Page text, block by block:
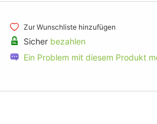
Zur Wunschliste hinzufügen
Sicher bezahlen
Ein Problem mit diesem Produkt